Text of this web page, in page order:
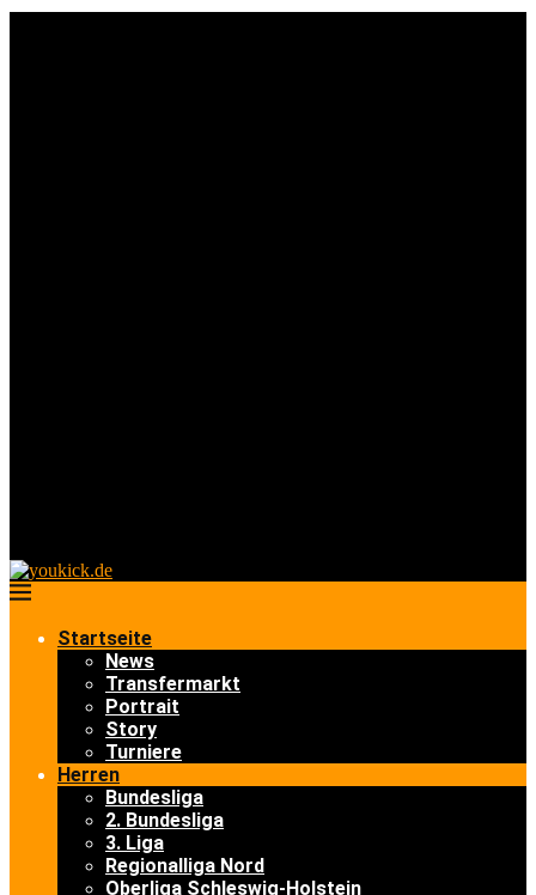
Startseite
News
Transfermarkt
Portrait
Story
Turniere
Herren
Bundesliga
2. Bundesliga
3. Liga
Regionalliga Nord
Oberliga Schleswig-Holstein